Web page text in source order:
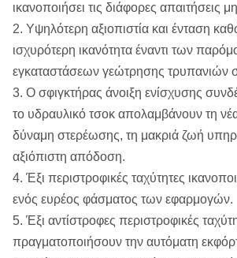
ικανοποιήσει τις διάφορες απαιτήσεις
2. Υψηλότερη αξιοπιστία και ένταση
ισχυρότερη ικανότητα έναντι των
εγκαταστάσεων γεώτρησης τρυπανιών
3. Ο σφιγκτήρας άνοιξη ενίσχυσης
το υδραυλικό τσοκ απολαμβάνουν τη
δύναμη στερέωσης, τη μακριά ζωή
αξιόπιστη απόδοση.
4. Έξι περιστροφικές ταχύτητες
ενός ευρέος φάσματος των εφαρμογών.
5. Έξι αντίστροφες περιστροφικές
πραγματοποιήσουν την αυτόματη